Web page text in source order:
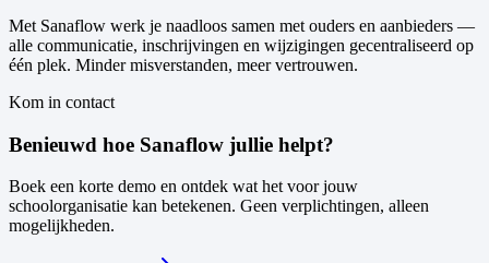
Met Sanaflow werk je naadloos samen met ouders en aanbieders —
alle communicatie, inschrijvingen en wijzigingen gecentraliseerd op
één plek. Minder misverstanden, meer vertrouwen.
Kom in contact
Benieuwd hoe Sanaflow jullie helpt?
Boek een korte demo en ontdek wat het voor jouw
schoolorganisatie kan betekenen. Geen verplichtingen, alleen
mogelijkheden.